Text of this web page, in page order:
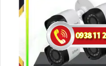
BAN ĐÊM
4,563,200 ₫
Combo Trọn Bộ Camera
Đêm Dahua không chỉ
mà còn tích hợp khả